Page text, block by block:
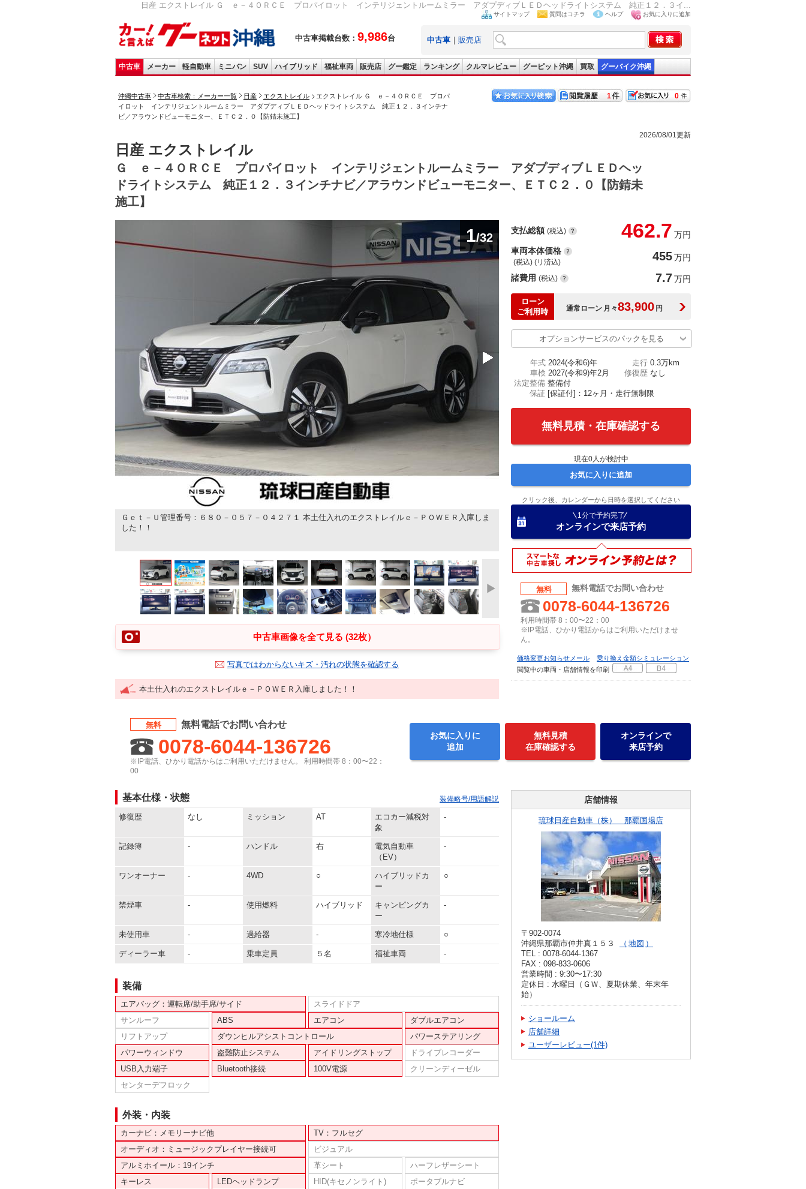
日産 エクストレイル Ｇ ｅ－４ＯＲＣＥ プロパイロット インテリジェントルームミラー アダプディブＬＥＤヘッドライトシステム 純正１２．３イ...
中古車掲載台数： 9,986台
サイトマップ 質問はコチラ ヘルプ お気に入りに追加
中古車 ｜ 販売店
中古車 メーカー 軽自動車 ミニバン SUV ハイブリッド 福祉車両 販売店 グー鑑定 ランキング クルマレビュー グーピット沖縄 買取 グーバイク沖縄
沖縄中古車 中古車検索：メーカー一覧 日産 エクストレイル
エクストレイル Ｇ ｅ－４ＯＲＣＥ プロパ
イロット インテリジェントルームミラー アダプディブＬＥＤヘッドライトシステム 純正１２．３インチナ
ビ／アラウンドビューモニター、ＥＴＣ２．０【防錆未施工】
0
1
2026/08/01更新
日産 エクストレイル
Ｇ ｅ－４ＯＲＣＥ プロパイロット インテリジェントルームミラー アダプディブＬＥＤヘッ
ドライトシステム 純正１２．３インチナビ／アラウンドビューモニター、ＥＴＣ２．０【防錆未
施工】
Ｇｅｔ－Ｕ管理番号：６８０－０５７－０４２７１ 本土仕入れのエクストレイルｅ－ＰＯＷＥＲ入庫しま
した！！
1/32
中古車画像を全て見る (32枚）
写真ではわからないキズ・汚れの状態を確認する
本土仕入れのエクストレイルｅ－ＰＯＷＥＲ入庫しました！！
支払総額 (税込) 462.7 万円
車両本体価格
(税込) (リ済込) 455万円
諸費用 (税込) 7.7万円
ローン
ご利用時
通常ローン 月々83,900 円
オプションサービスのパックを見る
年式 2024(令和6)年 走行 0.3万km
車検 2027(令和9)年2月 修復歴 なし
法定整備 整備付
保証 [保証付]：12ヶ月・走行無制限
無料見積・在庫確認する
現在0人が検討中
お気に入りに追加
クリック後、カレンダーから日時を選択してください
1分で予約完了
オンラインで来店予約
無料 無料電話でお問い合わせ
0078-6044-136726
利用時間帯 8：00〜22：00
※IP電話、ひかり電話からはご利用いただけませ
ん。
価格変更お知らせメール
乗り換え金額シミュレーション
閲覧中の車両・店舗情報を印刷
無料 無料電話でお問い合わせ
0078-6044-136726
※IP電話、ひかり電話からはご利用いただけません。 利用時間帯 8：00〜22：
00
お気に入りに
追加
無料見積
在庫確認する
オンラインで
来店予約
基本仕様・状態 装備略号/用語解説
修復歴 なし ミッション AT
エコカー減税対
象
-
記録簿 - ハンドル 右
電気自動車
（EV）
-
ワンオーナー - 4WD ○
ハイブリッドカ
ー
○
禁煙車 - 使用燃料 ハイブリッド
キャンピングカ
ー
-
未使用車 - 過給器 - 寒冷地仕様 ○
ディーラー車 - 乗車定員 ５名 福祉車両 -
装備
エアバッグ：運転席/助手席/サイド
スライドドア
サンルーフ
ABS エアコン
ダブルエアコン
リフトアップ
ダウンヒルアシストコントロール
パワーステアリング
パワーウィンドウ
盗難防止システム アイドリングストップ
ドライブレコーダー
USB入力端子
Bluetooth接続 100V電源
クリーンディーゼル
センターデフロック
外装・内装
カーナビ：メモリーナビ他
TV：フルセグ
オーディオ：ミュージックプレイヤー接続可
ビジュアル
アルミホイール：19インチ
革シート
ハーフレザーシート
キーレス
LEDヘッドランプ HID(キセノンライト)
ポータブルナビ
店舗情報
琉球日産自動車（株） 那覇国場店
〒902-0074
沖縄県那覇市仲井真１５３
地図
TEL : 0078-6044-1367
FAX : 098-833-0606
営業時間 : 9:30〜17:30
定休日 : 水曜日（ＧＷ、夏期休業、年末年
始）
ショールーム
店舗詳細
ユーザーレビュー(1件)